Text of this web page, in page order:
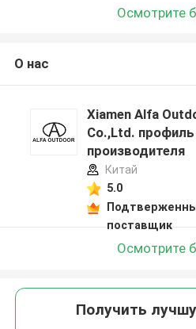
Осмотрите
О нас
Xiamen Alfa
Co.,Ltd. профиль
производителя
Китай
5.0
поставщик
Осмотрите
Получить